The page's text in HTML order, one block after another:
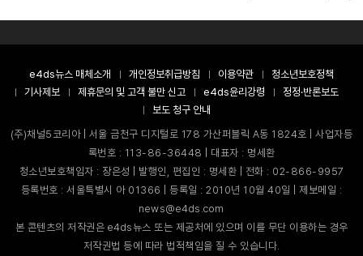
e4ds뉴스 매체소개 개인정보취급방침 이용약관
청소년보호정책
기사제보
제휴문의 및 고객 불만 신고 e4ds윤리강령
정정·반론보도
보도 청구 안내
(주)채널5코리아 | 서울 금천구 디지털로 178 가산퍼블릭 A동 1824호 | 사업자등
록번호 : 113-86-36448 | 대표자 : 명세환
청소년보호책임자 : 장은성 | 발행인, 편집인 : 명세환 | 전화 : 02-866-9957
등록번호 : 서울특별시 아 01366 | 등록일 : 2010년 10월 40일 | 제보메일 :
news@e4ds.com
본 콘텐츠의 저작권은 e4ds뉴스 또는 제공처에 있으며 이를 무단 이용하는 경우
저작권법 등에 따라 법적책임을 질 수 있습니다.